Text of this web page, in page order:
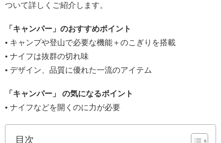
ついて詳しくご紹介します。
「キャンパー」のおすすめポイント
• キャンプや登山で必要な機能＋のこぎりを搭載
• ナイフは抜群の切れ味
• デザイン、品質に優れた一流のアイテム
「キャンパー」 の気になるポイント
• ナイフなどを開くのに力が必要
目次